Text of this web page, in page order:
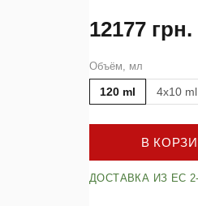
12177 грн.
Объём, мл
120 ml 4x10 ml
В
ДОСТАВКА ИЗ ЕС